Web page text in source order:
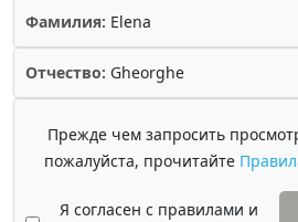
Фамилия: Elena
Отчество: Gheorghe
Прежде чем запросить
пожалуйста, прочитайте
Я согласен с правилами и